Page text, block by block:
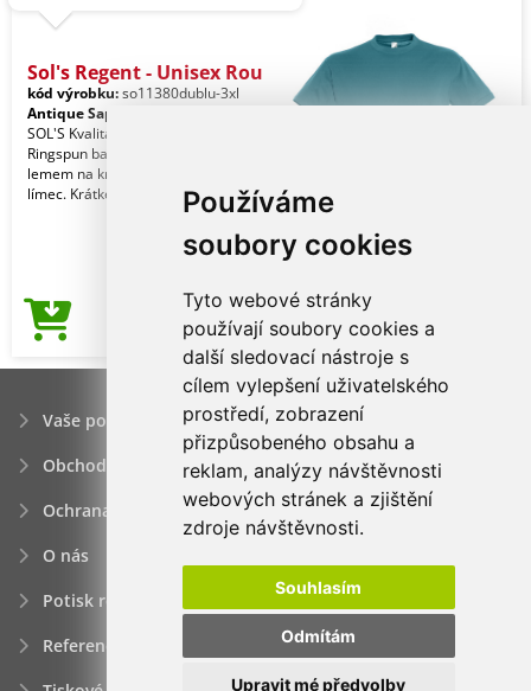
Používáme
soubory cookies
Tyto webové stránky
používají soubory cookies a
další sledovací nástroje s
cílem vylepšení uživatelského
prostředí, zobrazení
přizpůsobeného obsahu a
reklam, analýzy návštěvnosti
webových stránek a zjištění
zdroje návštěvnosti.
Souhlasím
Odmítám
Upravit mé předvolby
Sol's Regent - Unisex Rou
kód výrobku:so11380dublu-3xl
Antique Sapphire
SOL'S Kvalita. 100% částečně česaná
Ringspun bavlna. Styl. Vyztužení
lemem na krku. Elastanový žebrovaný
límec. Krátké r
Cena od90,56Kč
Vaše poptávka
Obchodní podmínky
Ochrana osobních údajú
O nás
Potisk reklamních předmětů
Reference